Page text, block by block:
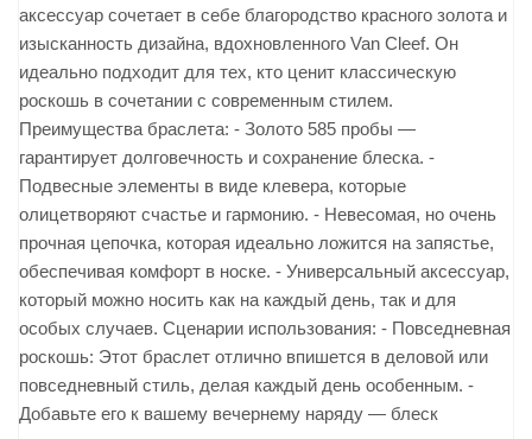
аксессуар сочетает в себе благородство красного золота и
изысканность дизайна, вдохновленного Van Cleef. Он
идеально подходит для тех, кто ценит классическую
роскошь в сочетании с современным стилем.
Преимущества браслета: - Золото 585 пробы —
гарантирует долговечность и сохранение блеска. -
Подвесные элементы в виде клевера, которые
олицетворяют счастье и гармонию. - Невесомая, но очень
прочная цепочка, которая идеально ложится на запястье,
обеспечивая комфорт в носке. - Универсальный аксессуар,
который можно носить как на каждый день, так и для
особых случаев. Сценарии использования: - Повседневная
роскошь: Этот браслет отлично впишется в деловой или
повседневный стиль, делая каждый день особенным. -
Добавьте его к вашему вечернему наряду — блеск